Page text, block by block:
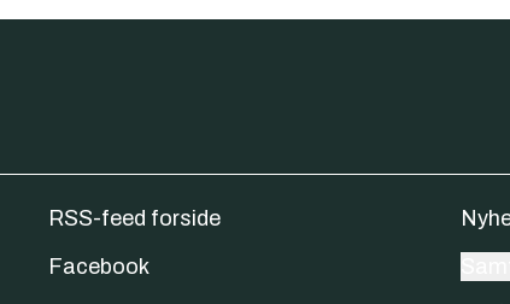
RSS-feed forside
Facebook